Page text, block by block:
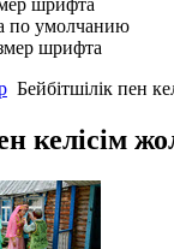
Бейбітшілік пен
келісім